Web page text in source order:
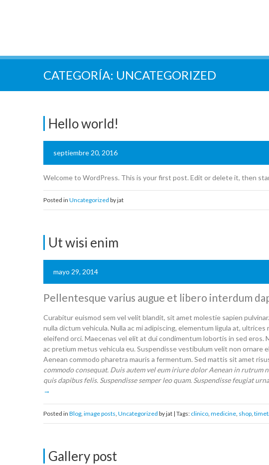
CATEGORÍA: UNCATEGORIZED
Hello world!
septiembre 20, 2016
Welcome to WordPress. This is your first post. Edit or delete it, then
Posted in Uncategorized by jat
Ut wisi enim
mayo 29, 2014
Pellentesque varius augue et libero interdum
Curabitur euismod sem vel velit blandit, sit amet molestie sapien
nulla dictum vehicula. Nulla ac mi adipiscing, elementum ligula at,
eleifend orci. Maecenas vel elit at dui condimentum lobortis in sed
ac pretium metus vehicula eu. Suspendisse vestibulum velit non
Aenean commodo pharetra mauris a fermentum. Sed mattis sit amet
commodo consequat. Duis autem vel eum iriure dolorAenean in rutrum
quis dapibus felis. Suspendisse semper leo quam. Suspendisse feugiat
Posted in Blog, image posts, Uncategorized by jat | Tags: clinico, medicine, shop,
Gallery post